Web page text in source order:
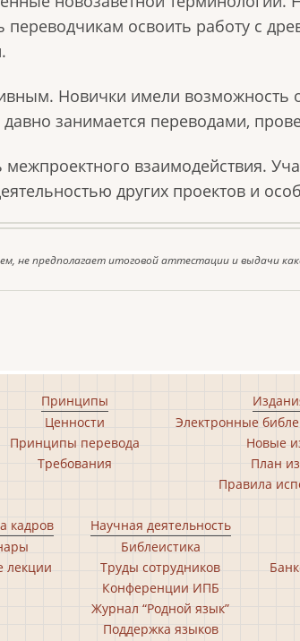
освоить работу с
Новички имели возможность
занимается переводами,
взаимодействия.
других проектов и
не предполагает итоговой аттестации и выдачи
Принципы
Ценности
Принципы перевода
Требования
Электронные
Новые
План
Правила
кадров
лекции
Научная деятельность
Библеистика
Труды сотрудников
Конференции ИПБ
Журнал “Родной язык”
Поддержка языков